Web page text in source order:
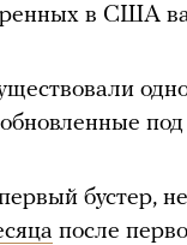
в США
бустер,
после